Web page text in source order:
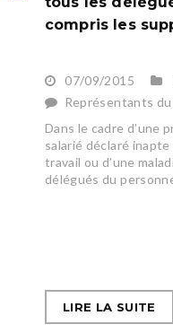
compris les
07/09/2015
Représentants
Dans le cadre d’une
salarié déclaré
travail ou d’une
délégués du
LIRE LA SUITE